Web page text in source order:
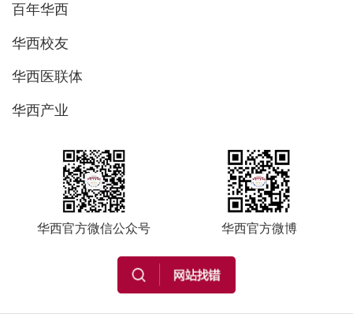
百年华西
华西校友
华西医联体
华西产业
华西官方微信公众号 华西官方微博